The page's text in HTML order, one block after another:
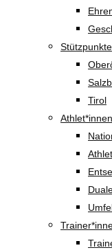
Stützpunkte
Tirol
Athlet*innen